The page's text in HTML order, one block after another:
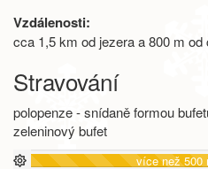
Vzdálenosti:
cca 1,5 km od jezera a 800 m od
Stravování
polopenze - snídaně formou
zeleninový bufet
více než 500